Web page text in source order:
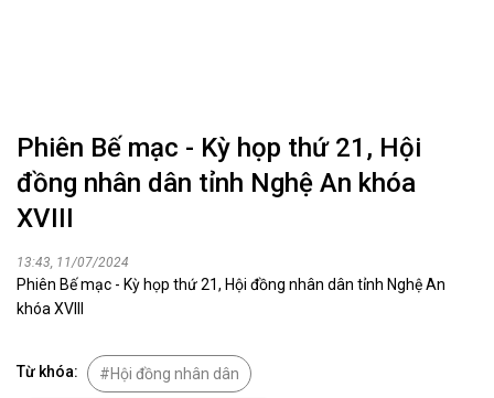
Phiên Bế mạc - Kỳ họp thứ 21, Hội
đồng nhân dân tỉnh Nghệ An khóa
XVIII
13:43, 11/07/2024
Phiên Bế mạc - Kỳ họp thứ 21, Hội đồng nhân dân tỉnh Nghệ An
khóa XVIII
Từ khóa: Hội đồng nhân dân